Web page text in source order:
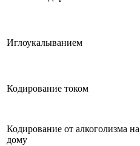
Иглоукалыванием
Кодирование током
Кодирование от алкоголизма на
дому